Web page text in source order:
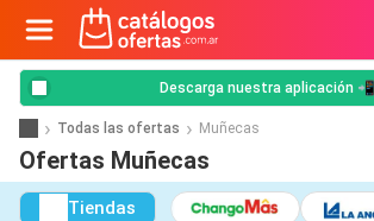
Descarga nuestra aplicación 📲
Todas las ofertas Muñecas
Ofertas Muñecas
Tiendas